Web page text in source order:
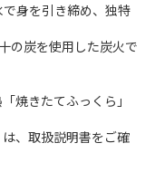
身を引き締め、独特
の炭を使用した炭火で
焼きたてふっくら」
は、取扱説明書をご確